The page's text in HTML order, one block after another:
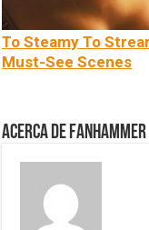
To Steamy To
Must-See Scenes
Acerca de fanhammer